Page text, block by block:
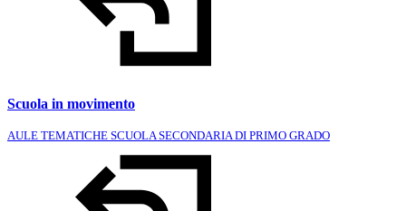
Scuola in movimento
AULE TEMATICHE SCUOLA SECONDARIA DI PRIMO GRADO